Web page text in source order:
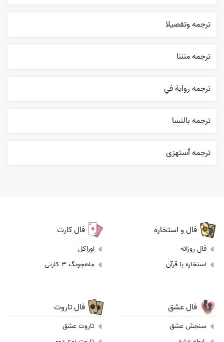
ترجمه وتفصيلا
ترجمه منننا
ترجمه روایة في
ترجمه بالنسا
ترجمه ٱستهزی
فال و استخاره
فال روزانه
استخاره با قرآن
فال کارت
اوراکل
ماهجونگ 3 کارتی
فال عشق
سنجش عشق
فال تاروت
تاروت عشق